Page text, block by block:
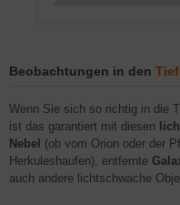
Beobachtungen in den
Wenn Sie sich so richtig in die
ist das garantiert mit diesen
Nebel (ob vom Orion oder der
Herkuleshaufen), entfernte
auch andere lichtschwache